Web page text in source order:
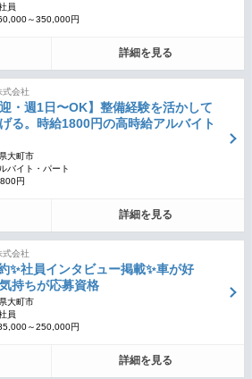
員
～350,000円
詳細を見る
式会社
迎・週1日〜OK】整備経験を活かして
る。時給1800円の高時給アルバイト
大町市
バイト・パート
円
詳細を見る
式会社
✨社員インタビュー掲載✨車が好
持ちが応募資格
大町市
員
～250,000円
詳細を見る